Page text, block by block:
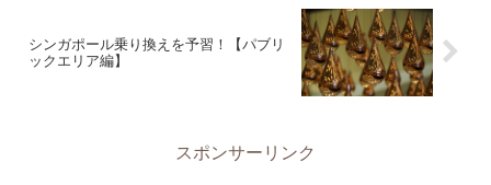
シンガポール乗り換えを予習！【パブリ
ックエリア編】
スポンサーリンク